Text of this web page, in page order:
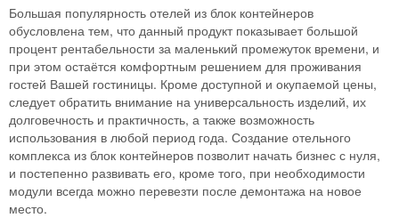
Большая популярность отелей из блок контейнеров
обусловлена тем, что данный продукт показывает большой
процент рентабельности за маленький промежуток времени, и
при этом остаётся комфортным решением для проживания
гостей Вашей гостиницы. Кроме доступной и окупаемой цены,
следует обратить внимание на универсальность изделий, их
долговечность и практичность, а также возможность
использования в любой период года. Создание отельного
комплекса из блок контейнеров позволит начать бизнес с нуля,
и постепенно развивать его, кроме того, при необходимости
модули всегда можно перевезти после демонтажа на новое
место.